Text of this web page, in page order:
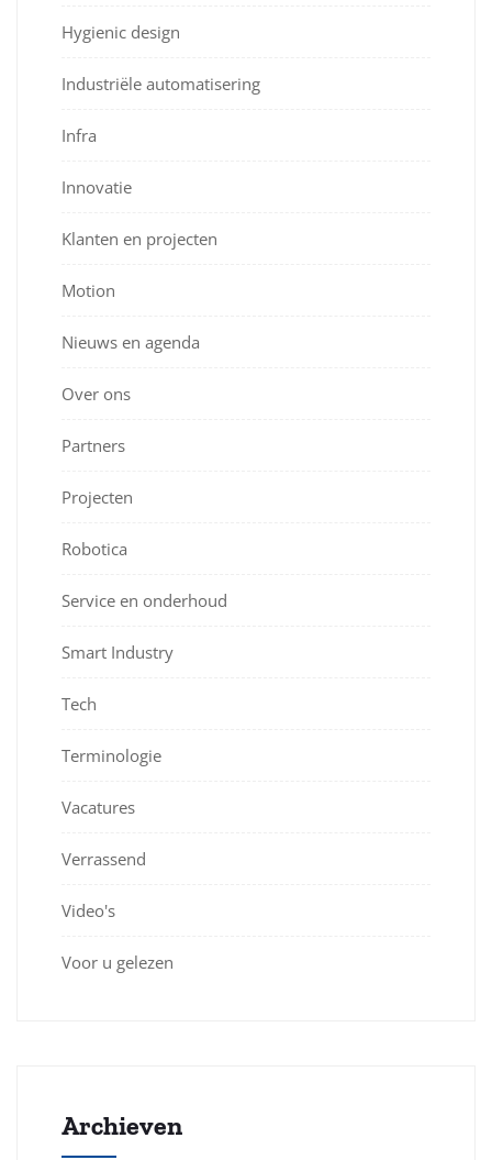
Hygienic design
Industriële automatisering
Infra
Innovatie
Klanten en projecten
Motion
Nieuws en agenda
Over ons
Partners
Projecten
Robotica
Service en onderhoud
Smart Industry
Tech
Terminologie
Vacatures
Verrassend
Video's
Voor u gelezen
Archieven